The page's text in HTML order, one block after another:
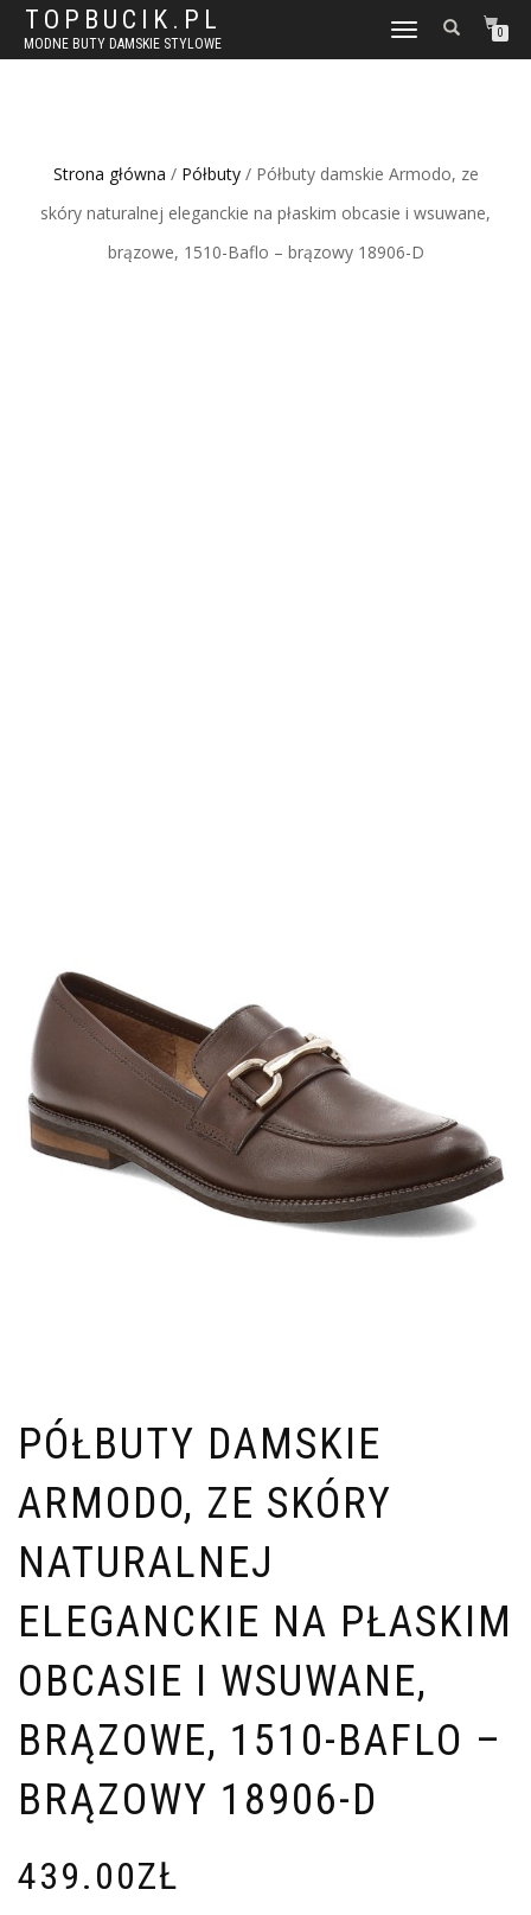
TOPBUCIK.PL
MODNE BUTY DAMSKIE STYLOWE
WŁĄCZ
NAWIGACJĘ
0
Strona główna / Półbuty/ Półbuty damskie Armodo, ze
skóry naturalnej eleganckie na płaskim obcasie i wsuwane,
brązowe, 1510-Baflo – brązowy 18906-D
PÓŁBUTY DAMSKIE
ARMODO, ZE SKÓRY
NATURALNEJ
ELEGANCKIE NA PŁASKIM
OBCASIE I WSUWANE,
BRĄZOWE, 1510-BAFLO –
BRĄZOWY 18906-D
439.00ZŁ